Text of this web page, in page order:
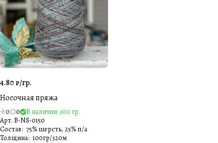
4.80 ₽/гр.
Носочная пряжа
0 0
В наличии: 300 гр.
Арт. B-NS-0150
Состав: 75% шерсть, 25% п/а
Толщина: 100гр/320м